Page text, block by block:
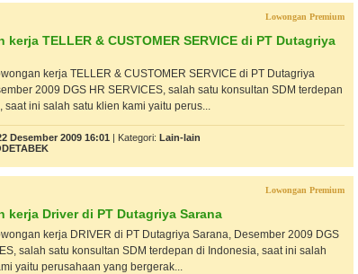
Lowongan Premium
kerja TELLER & CUSTOMER SERVICE di PT Dutagriya
kerja TELLER & CUSTOMER SERVICE di PT Dutagriya
2009 DGS HR SERVICES, salah satu konsultan SDM terdepan
saat ini salah satu klien kami yaitu perus...
Desember 2009 16:01 | Kategori: Lain-lain
Lowongan Premium
kerja Driver di PT Dutagriya Sarana
kerja DRIVER di PT Dutagriya Sarana, Desember 2009 DGS
salah satu konsultan SDM terdepan di Indonesia, saat ini salah
yaitu perusahaan yang bergerak...